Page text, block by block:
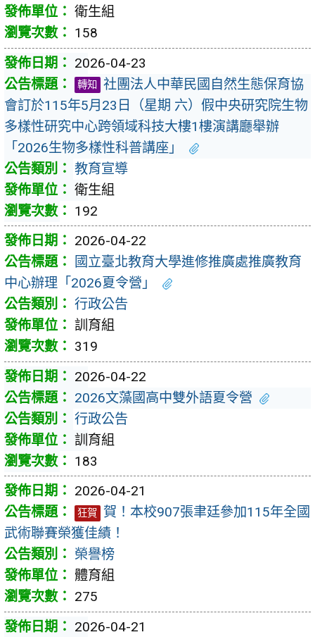
衛生組
158
2026-04-23
轉知
社團法人中華民國自然生態保育協
會訂於115年5月23日（星期 六）假中央研究院生物
多樣性研究中心跨領域科技大樓1樓演講廳舉辦
「2026生物多樣性科普講座」
教育宣導
衛生組
192
2026-04-22
國立臺北教育大學進修推廣處推廣教育
中心辦理「2026夏令營」
行政公告
訓育組
319
2026-04-22
2026文藻國高中雙外語夏令營
行政公告
訓育組
183
2026-04-21
狂賀 賀！本校907張聿廷參加115年全國
武術聯賽榮獲佳績！
榮譽榜
體育組
275
2026-04-21